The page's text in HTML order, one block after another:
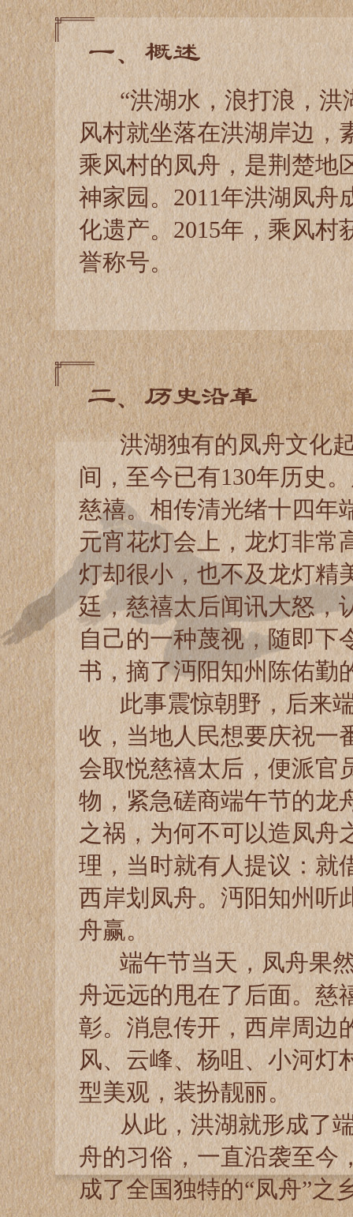
一、概述
“洪湖水，浪打浪，洪
风村就坐落在洪湖岸边，
乘风村的凤舟，是荆楚地
神家园。2011年洪湖凤舟
化遗产。2015年，乘风村
誉称号。
二、历史沿革
洪湖独有的凤舟文化
间，至今已有130年历史
慈禧。相传清光绪十四年
元宵花灯会上，龙灯非常
灯却很小，也不及龙灯精
廷，慈禧太后闻讯大怒，
自己的一种蔑视，随即下
书，摘了沔阳知州陈佑勤
此事震惊朝野，后来
收，当地人民想要庆祝一
会取悦慈禧太后，便派官
物，紧急磋商端午节的龙
之祸，为何不可以造凤舟
理，当时就有人提议：就
西岸划凤舟。沔阳知州听
舟赢。
端午节当天，凤舟果
舟远远的甩在了后面。慈
彰。消息传开，西岸周边
风、云峰、杨咀、小河灯
型美观，装扮靓丽。
从此，洪湖就形成了
舟的习俗，一直沿袭至今
成了全国独特的“凤舟”之